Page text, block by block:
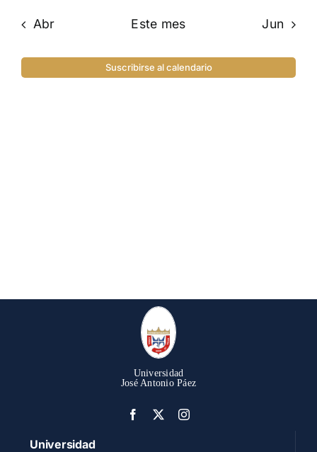
Abr Este mes Jun
Suscribirse al calendario
Universidad
José Antonio Páez
Universidad